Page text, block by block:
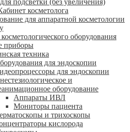
подсветки (без увеличения)
косметолога
для аппаратной косметологии
оборудования
приборы
техника
для эндоскопии
для эндоскопии
и
оборудование
Аппараты ИВЛ
Мониторы пациента
и трихоскопы
кислорода